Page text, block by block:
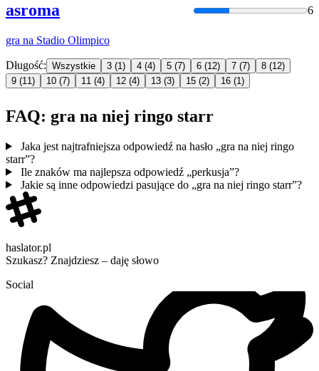
asroma 6
gra na Stadio Olimpico
Długość: Wszystkie 3 (1) 4 (4) 5 (7) 6 (12) 7 (7) 8 (12)
9 (11) 10 (7) 11 (4) 12 (4) 13 (3) 15 (2) 16 (1)
FAQ: gra na niej ringo starr
Jaka jest najtrafniejsza odpowiedź na hasło „gra na niej ringo
starr”?
Ile znaków ma najlepsza odpowiedź „perkusja”?
Jakie są inne odpowiedzi pasujące do „gra na niej ringo starr”?
haslator.pl
Szukasz? Znajdziesz – daję słowo
Social